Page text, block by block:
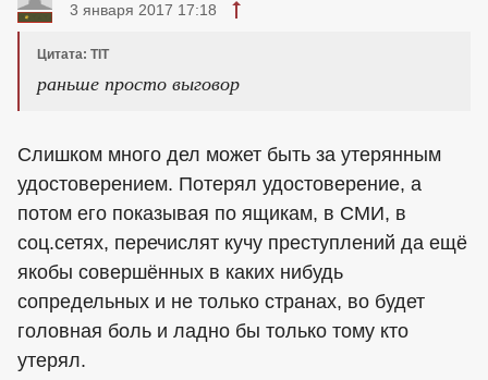
3 января 2017 17:18
Цитата: TIT
раньше просто выговор
Слишком много дел может быть за утерянным
удостоверением. Потерял удостоверение, а
потом его показывая по ящикам, в СМИ, в
соц.сетях, перечислят кучу преступлений да ещё
якобы совершённых в каких нибудь
сопредельных и не только странах, во будет
головная боль и ладно бы только тому кто
утерял.